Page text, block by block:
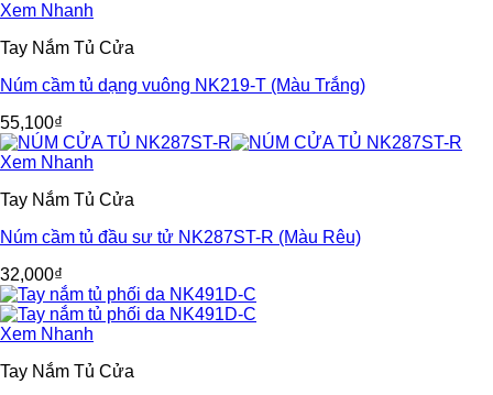
Xem Nhanh
Tay Nắm Tủ Cửa
Núm cầm tủ dạng vuông NK219-T (Màu Trắng)
55,100₫
Xem Nhanh
Tay Nắm Tủ Cửa
Núm cầm tủ đầu sư tử NK287ST-R (Màu Rêu)
32,000₫
Xem Nhanh
Tay Nắm Tủ Cửa